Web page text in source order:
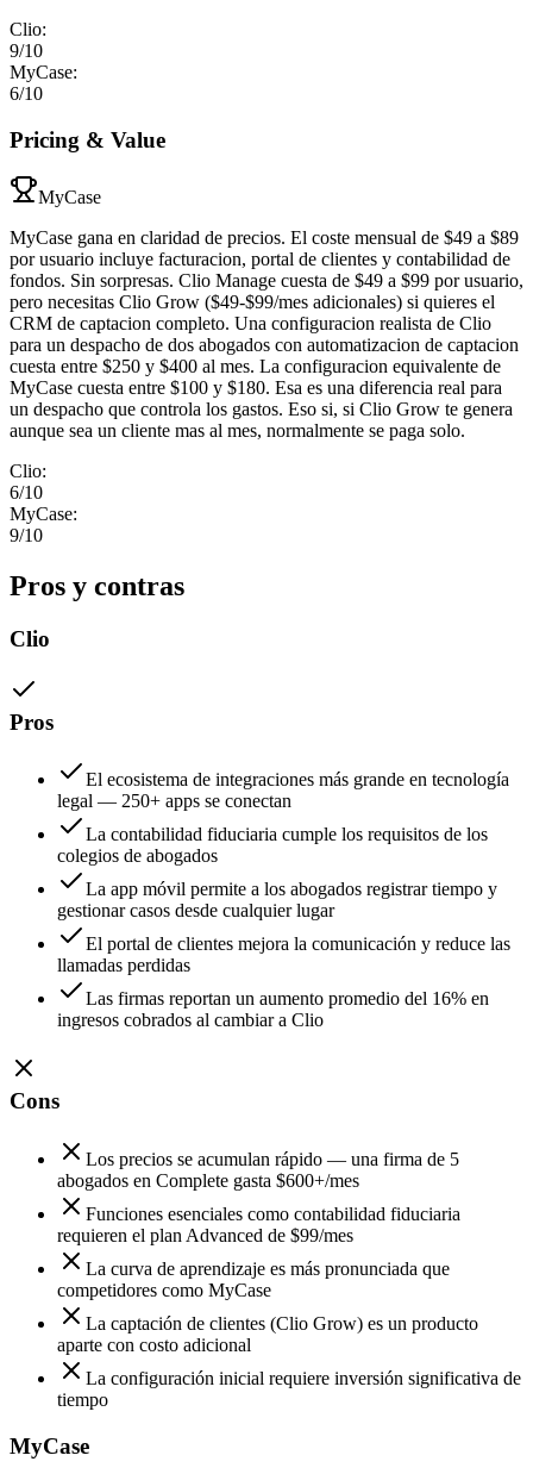
Clio:
9/10
MyCase:
6/10
Pricing & Value
MyCase
MyCase gana en claridad de precios. El coste mensual de $49 a $89
por usuario incluye facturacion, portal de clientes y contabilidad de
fondos. Sin sorpresas. Clio Manage cuesta de $49 a $99 por usuario,
pero necesitas Clio Grow ($49-$99/mes adicionales) si quieres el
CRM de captacion completo. Una configuracion realista de Clio
para un despacho de dos abogados con automatizacion de captacion
cuesta entre $250 y $400 al mes. La configuracion equivalente de
MyCase cuesta entre $100 y $180. Esa es una diferencia real para
un despacho que controla los gastos. Eso si, si Clio Grow te genera
aunque sea un cliente mas al mes, normalmente se paga solo.
Clio:
6/10
MyCase:
9/10
Pros y contras
Clio
Pros
El ecosistema de integraciones más grande en tecnología
legal — 250+ apps se conectan
La contabilidad fiduciaria cumple los requisitos de los
colegios de abogados
La app móvil permite a los abogados registrar tiempo y
gestionar casos desde cualquier lugar
El portal de clientes mejora la comunicación y reduce las
llamadas perdidas
Las firmas reportan un aumento promedio del 16% en
ingresos cobrados al cambiar a Clio
Cons
Los precios se acumulan rápido — una firma de 5
abogados en Complete gasta $600+/mes
Funciones esenciales como contabilidad fiduciaria
requieren el plan Advanced de $99/mes
La curva de aprendizaje es más pronunciada que
competidores como MyCase
La captación de clientes (Clio Grow) es un producto
aparte con costo adicional
La configuración inicial requiere inversión significativa de
tiempo
MyCase